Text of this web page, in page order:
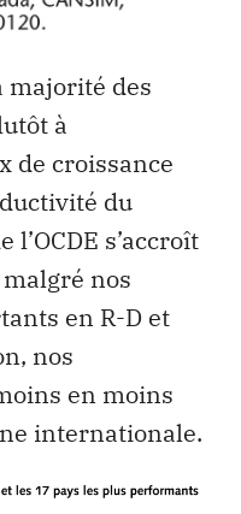
majorité des
à
de croissance
du
l’OCDE s’accroît
nos
en R-D et
nos
en moins
internationale.